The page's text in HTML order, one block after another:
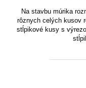
Na stavbu múrika
rôznych celých kusov
stĺpikové kusy s